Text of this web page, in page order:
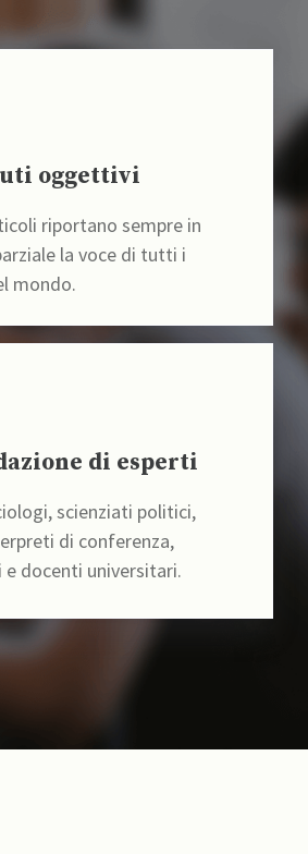
oggettivi
riportano sempre in
la voce di tutti i
mondo.
di esperti
scienziati politici,
di conferenza,
docenti universitari.